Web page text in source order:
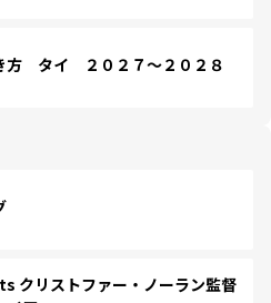
方 タイ ２０２７～２０２８
クリストファー・ノーラン監督